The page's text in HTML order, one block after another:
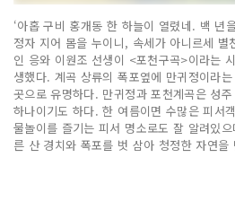
‘아홉 구비 홍개동 한 하늘이 열렸네. 백 년
정자 지어 몸을 누이니, 속세가 아니르세 별
인 응와 이원조 선생이 <포천구곡>이라는
생했다. 계곡 상류의 폭포옆에 만귀정이라
곳으로 유명하다. 만귀정과 포천계곡은 성
하나이기도 하다. 한 여름이면 수많은 피서
물놀이를 즐기는 피서 명소로도 잘 알려있
른 산 경치와 폭포를 벗 삼아 청정한 자연을